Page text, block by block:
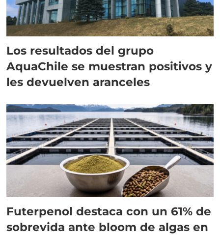
Los resultados del grupo
AquaChile se muestran positivos y
les devuelven aranceles
Futerpenol destaca con un 61% de
sobrevida ante bloom de algas en